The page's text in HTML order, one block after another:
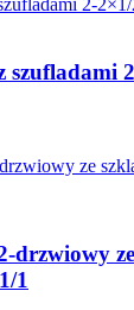
2-drzwiowy
1